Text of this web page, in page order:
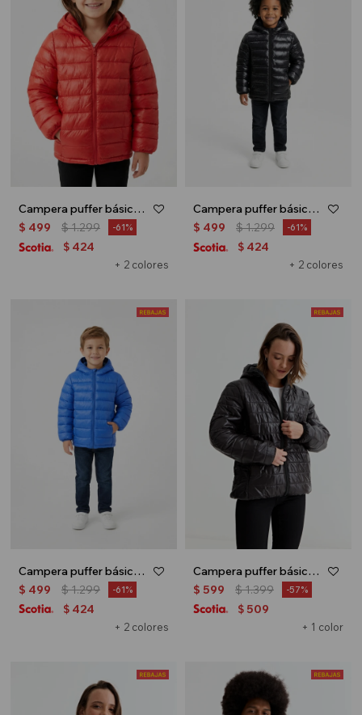
Campera puffer básica con capucha - UNISEX - Rojo
+ 2 colores
$ 499 $1.299 61
$ 424
Campera puffer básica con capucha - UNISEX - Negro
+ 2 colores
$ 499 $1.299 61
$ 424
Campera puffer básica con capucha - UNISEX - Azul
+ 2 colores
$ 499 $1.299 61
$ 424
Campera puffer básica con capucha - Negro
+ 1 color
$ 599 $1.399 57
$ 509